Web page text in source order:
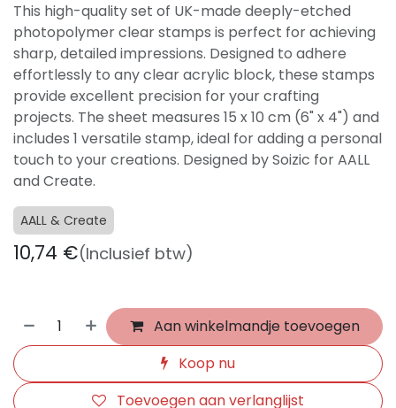
This high-quality set of UK-made deeply-etched
photopolymer clear stamps is perfect for achieving
sharp, detailed impressions. Designed to adhere
effortlessly to any clear acrylic block, these stamps
provide excellent precision for your crafting
projects. The sheet measures 15 x 10 cm (6" x 4") and
includes 1 versatile stamp, ideal for adding a personal
touch to your creations. Designed by Soizic for AALL
and Create.
AALL & Create
10,74 €(Inclusief btw)
Aan winkelmandje toevoegen
Koop nu
Toevoegen aan verlanglijst